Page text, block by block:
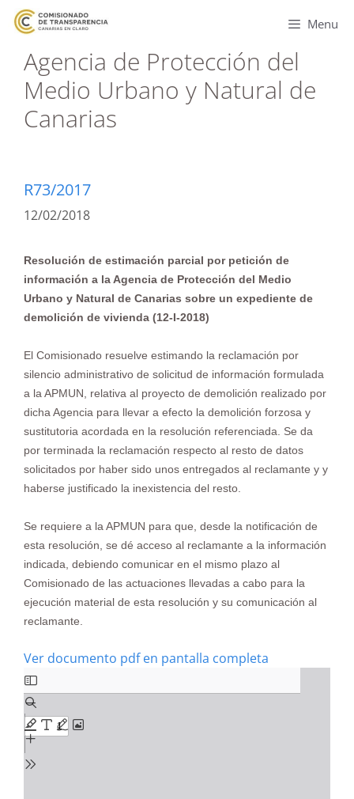
Menu
Agencia de Protección del
Medio Urbano y Natural de
Canarias
R73/2017
12/02/2018
Resolución de estimación parcial por petición de
información a la Agencia de Protección del Medio
Urbano y Natural de Canarias sobre un expediente de
demolición de vivienda (12-I-2018)
El Comisionado resuelve estimando la reclamación por
silencio administrativo de solicitud de información formulada
a la APMUN, relativa al proyecto de demolición realizado por
dicha Agencia para llevar a efecto la demolición forzosa y
sustitutoria acordada en la resolución referenciada. Se da
por terminada la reclamación respecto al resto de datos
solicitados por haber sido unos entregados al reclamante y y
haberse justificado la inexistencia del resto.
Se requiere a la APMUN para que, desde la notificación de
esta resolución, se dé acceso al reclamante a la información
indicada, debiendo comunicar en el mismo plazo al
Comisionado de las actuaciones llevadas a cabo para la
ejecución material de esta resolución y su comunicación al
reclamante.
Ver documento pdf en pantalla completa